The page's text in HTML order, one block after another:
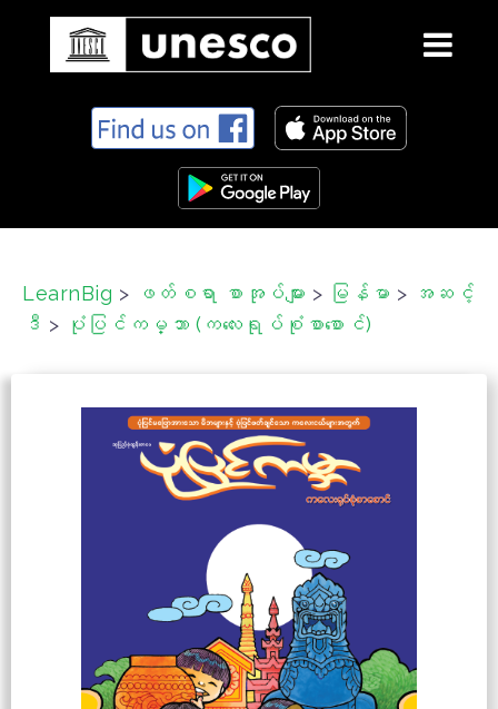
e
LearnBig > ဖတ်စရာ စာအုပ်များ > မြန်မာ > အဆင့်
ဒီ > ပုံပြင်ကမ္ဘာ (ကလေးရုပ်စုံစာစောင်)